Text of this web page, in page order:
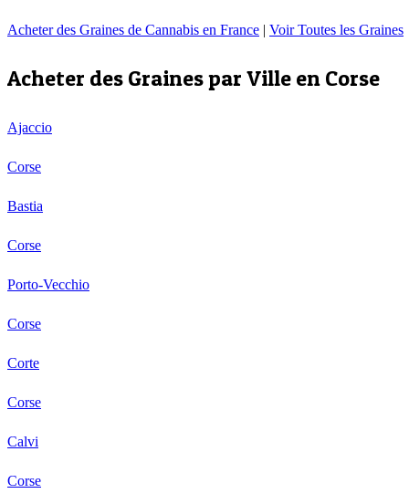
Acheter des Graines de Cannabis en France | Voir Toutes les Graines
Acheter des Graines par Ville en Corse
Ajaccio
Corse
Bastia
Corse
Porto-Vecchio
Corse
Corte
Corse
Calvi
Corse